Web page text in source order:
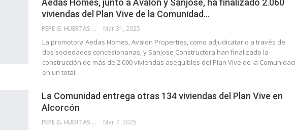
viviendas del Plan Vive de la Comunidad…
PEPE G. HUERTAS Mar 31, 2025
La promotora Aedas Homes, Avalon Properties, como adjudicatario a través de
dos sociedades concesionarias; y Sanjose Constructora han finalizado la
construcción de más de 2.000 viviendas asequibles del Plan Vive de la Comunidad
en un total…
La Comunidad entrega otras 134 viviendas del Plan Vive en
Alcorcón
PEPE G. HUERTAS Mar 7, 2025